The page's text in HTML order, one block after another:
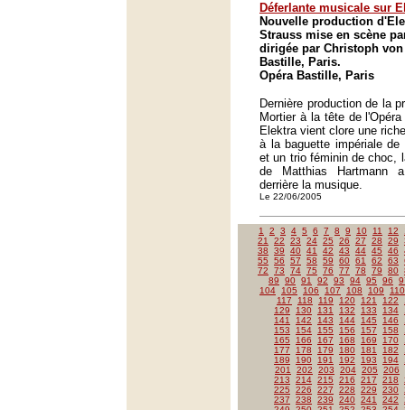
Déferlante musicale sur
Nouvelle production
Strauss mise en scène
dirigée par Christoph
Bastille, Paris.
Opéra Bastille, Paris
Dernière production de la
Mortier à la tête de
Elektra vient clore une
à la baguette impériale de
et un trio féminin de choc,
de Matthias Hartmann
derrière la musique.
Le 22/06/2005
1 2 3 4 5 6 7 8 9 10 11 12
21
22 23 24 25 26 27 28 29
38
39 40 41 42 43 44 45 46
55
56 57 58 59 60 61 62 63
72
73 74 75 76 77 78 79 80
89
90 91 92 93 94 95 96
104
105 106 107 108 109
110
117
118 119 120 121 122
129
130 131 132 133 134
141
142 143 144 145 146
153
154 155 156 157 158
165
166 167 168 169 170
177
178 179 180 181 182
189
190 191 192 193 194
201
202 203 204 205
206
213
214 215 216 217 218
225
226 227 228 229 230
237
238 239 240 241 242